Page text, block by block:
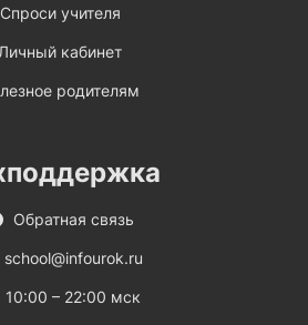
Спроси учителя
Личный кабинет
родителям
Обратная связь
school@infourok.ru
10:00 – 22:00 мск